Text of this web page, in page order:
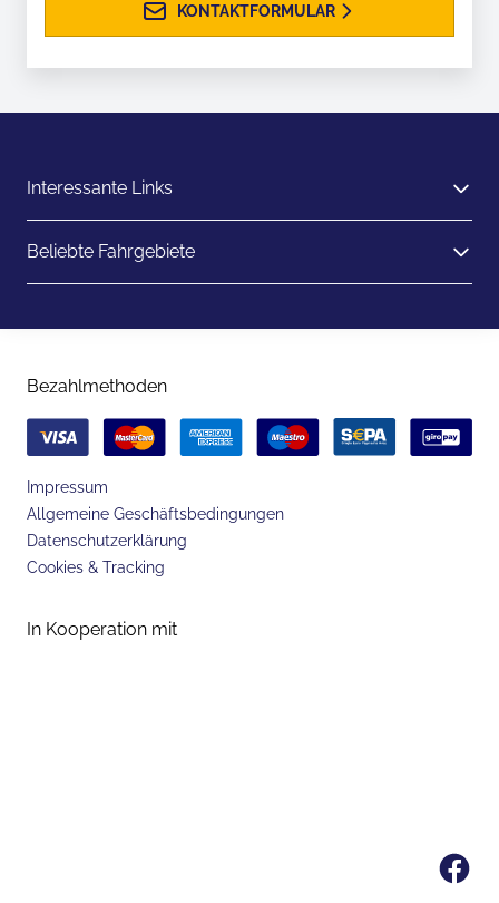
KONTAKTFORMULAR
Interessante Links
Beliebte Fahrgebiete
Bezahlmethoden
Impressum
Allgemeine Geschäftsbedingungen
Datenschutzerklärung
Cookies & Tracking
In Kooperation mit